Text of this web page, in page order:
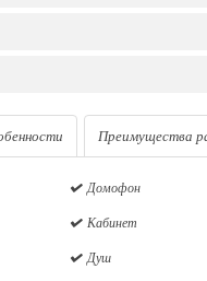
Преимущества
Домофон
Кабинет
Душ